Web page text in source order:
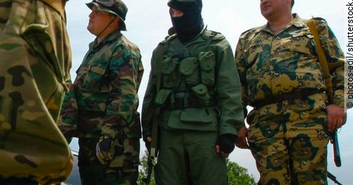
© photos-